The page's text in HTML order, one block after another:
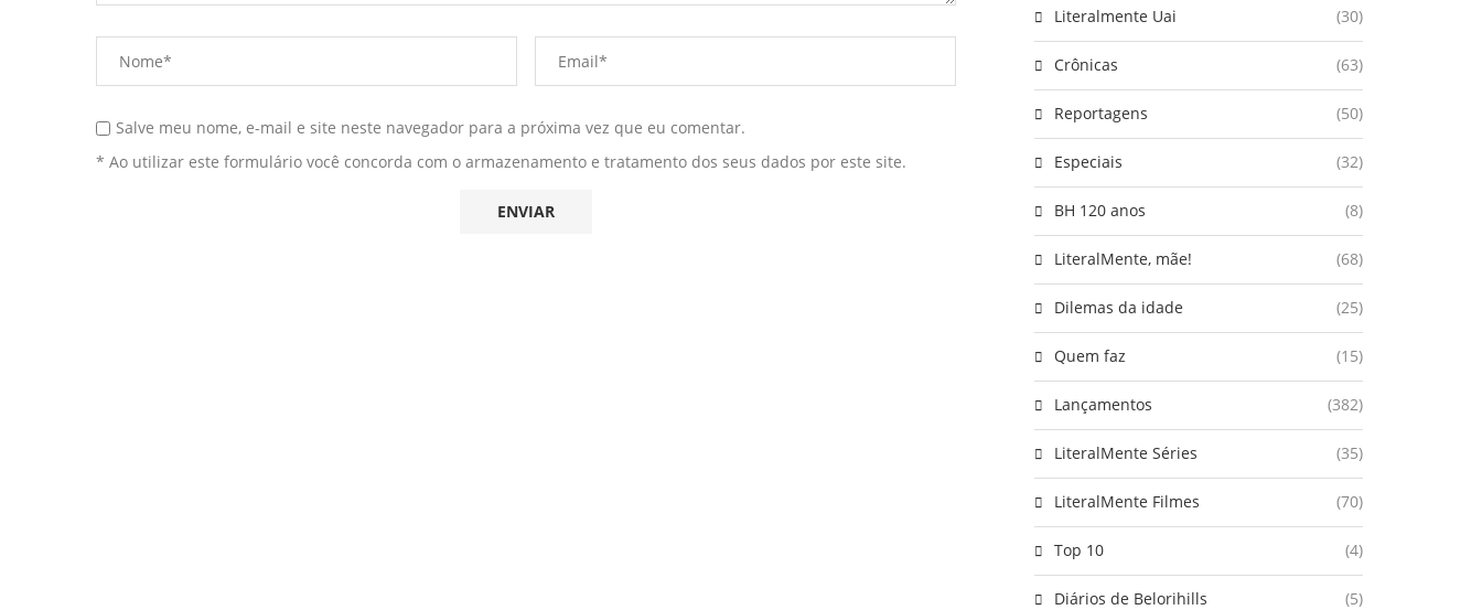
Salve meu nome, e-mail e site neste navegador para a próxima vez que eu comentar.
* Ao utilizar este formulário você concorda com o armazenamento e tratamento dos seus dados por este site.
Literalmente Uai (30)
Crônicas (63)
Reportagens (50)
Especiais (32)
BH 120 anos (8)
LiteralMente, mãe! (68)
Dilemas da idade (25)
Quem faz (15)
Lançamentos (382)
LiteralMente Séries (35)
LiteralMente Filmes (70)
Top 10 (4)
Diários de Belorihills (5)